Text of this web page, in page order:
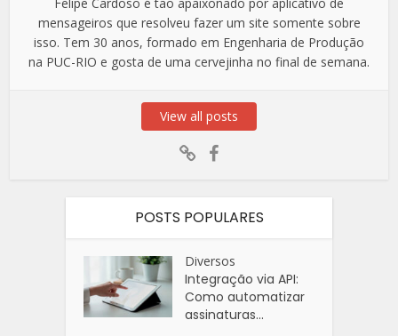
mensageiros que resolveu fazer um site somente sobre
isso. Tem 30 anos, formado em Engenharia de Produção
na PUC-RIO e gosta de uma cervejinha no final de semana.
View all posts
POSTS POPULARES
Diversos
Integração via API:
Como automatizar
assinaturas...